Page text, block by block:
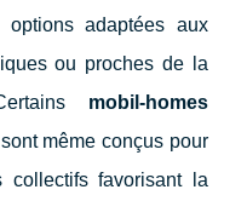
options adaptées aux
ou proches de la
mobil-homes
même conçus pour
collectifs favorisant la